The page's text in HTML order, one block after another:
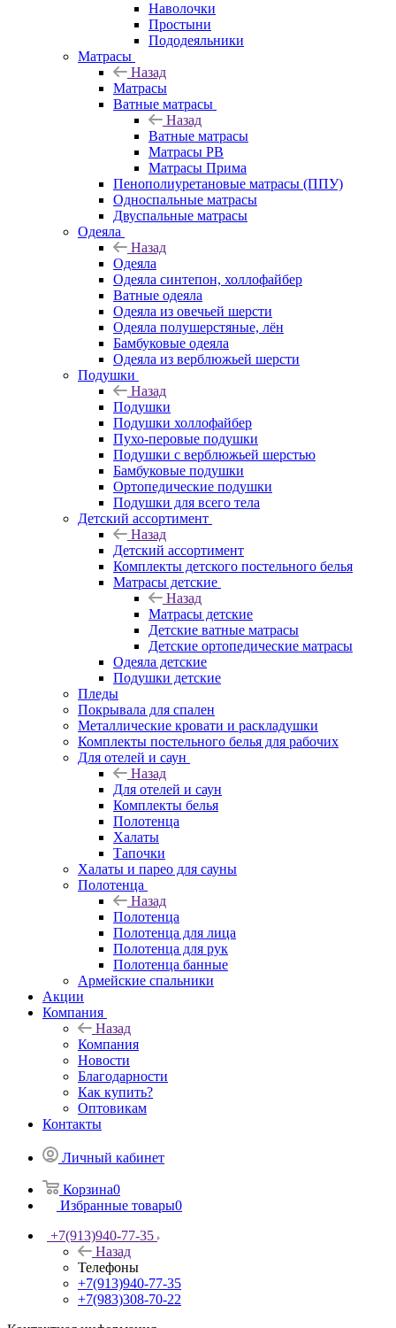
Наволочки
Простыни
Пододеяльники
Матрасы
Назад
Матрасы
Ватные матрасы
Назад
Ватные матрасы
Матрасы РВ
Матрасы Прима
Пенополиуретановые матрасы (ППУ)
Односпальные матрасы
Двуспальные матрасы
Одеяла
Назад
Одеяла
Одеяла синтепон, холлофайбер
Ватные одеяла
Одеяла из овечьей шерсти
Одеяла полушерстяные, лён
Бамбуковые одеяла
Одеяла из верблюжьей шерсти
Подушки
Назад
Подушки
Подушки холлофайбер
Пухо-перовые подушки
Подушки с верблюжьей шерстью
Бамбуковые подушки
Ортопедические подушки
Подушки для всего тела
Детский ассортимент
Назад
Детский ассортимент
Комплекты детского постельного белья
Матрасы детские
Назад
Матрасы детские
Детские ватные матрасы
Детские ортопедические матрасы
Одеяла детские
Подушки детские
Пледы
Покрывала для спален
Металлические кровати и раскладушки
Комплекты постельного белья для рабочих
Для отелей и саун
Назад
Для отелей и саун
Комплекты белья
Полотенца
Халаты
Тапочки
Халаты и парео для сауны
Полотенца
Назад
Полотенца
Полотенца для лица
Полотенца для рук
Полотенца банные
Армейские спальники
Акции
Компания
Назад
Компания
Новости
Благодарности
Как купить?
Оптовикам
Контакты
Личный кабинет
Корзина0
Избранные товары0
+7(913)940-77-35
Назад
Телефоны
+7(913)940-77-35
+7(983)308-70-22